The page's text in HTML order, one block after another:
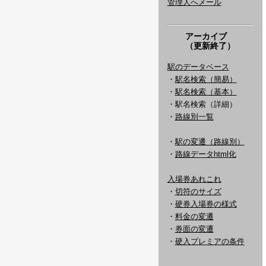
管理人へメール
アーカイブ
（更新終了）
駅のデータベース
・ 駅名検索（簡易）
・ 駅名検索（基本）
・駅名検索（詳細）
・ 路線別一覧
・ 駅の変遷（路線別）
・ 路線データhtml化
入場券あれこれ
・ 切符のサイズ
・ 硬券入場券の様式
・ 料金の変遷
・ 券面の変遷
・ 硬入プレミアの条件